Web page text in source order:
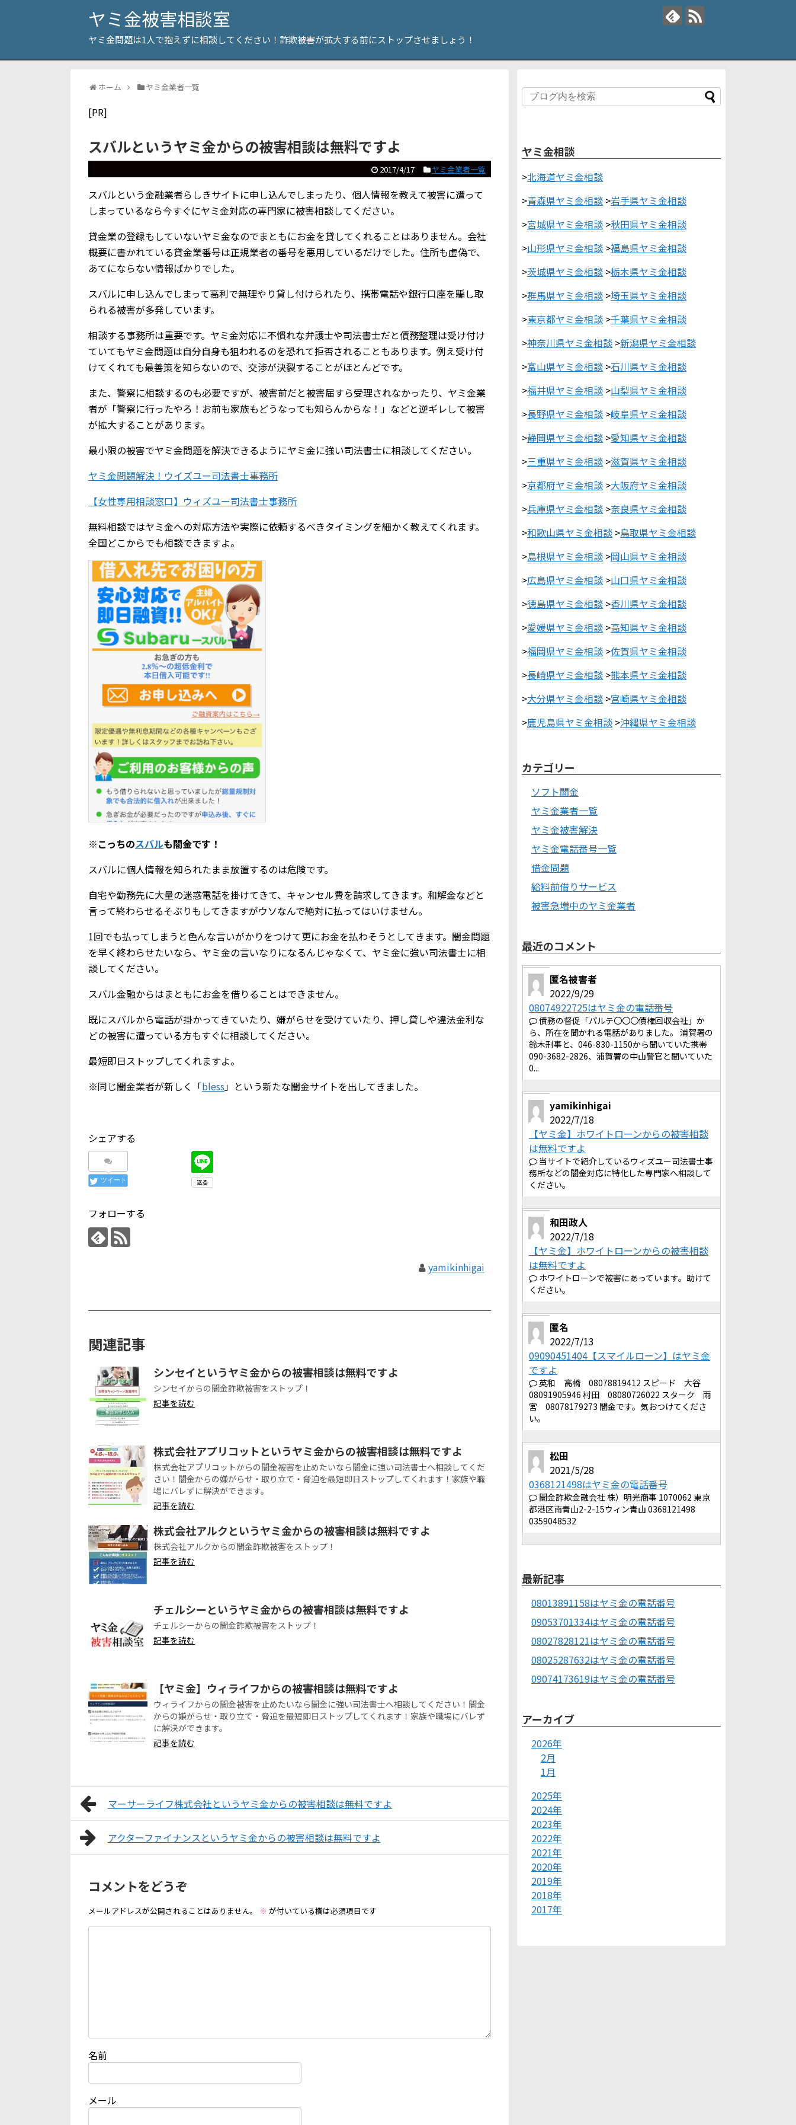
ヤミ金被害相談室
ヤミ金問題は1人で抱えずに相談してください！詐欺被害が拡大する前にストップさせましょう！
ホーム ヤミ金業者一覧
[PR]
スバルというヤミ金からの被害相談は無料ですよ
2017/4/17 ヤミ金業者一覧
スバルという金融業者らしきサイトに申し込んでしまったり、個人情報を教えて被害に遭って
しまっているなら今すぐにヤミ金対応の専門家に被害相談してください。
貸金業の登録もしていないヤミ金なのでまともにお金を貸してくれることはありません。会社
概要に書かれている貸金業番号は正規業者の番号を悪用しているだけでした。住所も虚偽で、
あてにならない情報ばかりでした。
スバルに申し込んでしまって高利で無理やり貸し付けられたり、携帯電話や銀行口座を騙し取
られる被害が多発しています。
相談する事務所は重要です。ヤミ金対応に不慣れな弁護士や司法書士だと債務整理は受け付け
ていてもヤミ金問題は自分自身も狙われるのを恐れて拒否されることもあります。例え受け付
けてくれても最善策を知らないので、交渉が決裂することがほとんどです。
また、警察に相談するのも必要ですが、被害前だと被害届すら受理されなかったり、ヤミ金業
者が「警察に行ったやろ！お前も家族もどうなっても知らんからな！」などと逆ギレして被害
が拡大することがあります。
最小限の被害でヤミ金問題を解決できるようにヤミ金に強い司法書士に相談してください。
ヤミ金問題解決！ウイズユー司法書士事務所
【女性専用相談窓口】ウィズユー司法書士事務所
無料相談ではヤミ金への対応方法や実際に依頼するべきタイミングを細かく教えてくれます。
全国どこからでも相談できますよ。
※こっちのスバルも闇金です！
スバルに個人情報を知られたまま放置するのは危険です。
自宅や勤務先に大量の迷惑電話を掛けてきて、キャンセル費を請求してきます。和解金などと
言って終わらせるそぶりもしてきますがウソなんで絶対に払ってはいけません。
1回でも払ってしまうと色んな言いがかりをつけて更にお金を払わそうとしてきます。闇金問題
を早く終わらせたいなら、ヤミ金の言いなりになるんじゃなくて、ヤミ金に強い司法書士に相
談してください。
スバル金融からはまともにお金を借りることはできません。
既にスバルから電話が掛かってきていたり、嫌がらせを受けていたり、押し貸しや違法金利な
どの被害に遭っている方もすぐに相談してください。
最短即日ストップしてくれますよ。
※同じ闇金業者が新しく「bless 」という新たな闇金サイトを出してきました。
シェアする
ツイート
フォローする
yamikinhigai
関連記事
シンセイというヤミ金からの被害相談は無料ですよ
シンセイからの闇金詐欺被害をストップ！
記事を読む
株式会社アプリコットというヤミ金からの被害相談は無料ですよ
株式会社アプリコットからの闇金被害を止めたいなら闇金に強い司法書士へ相談してくだ
さい！闇金からの嫌がらせ・取り立て・脅迫を最短即日ストップしてくれます！家族や職
場にバレずに解決ができます。
記事を読む
株式会社アルクというヤミ金からの被害相談は無料ですよ
株式会社アルクからの闇金詐欺被害をストップ！
記事を読む
チェルシーというヤミ金からの被害相談は無料ですよ
チェルシーからの闇金詐欺被害をストップ！
記事を読む
【ヤミ金】ウィライフからの被害相談は無料ですよ
ウィライフからの闇金被害を止めたいなら闇金に強い司法書士へ相談してください！闇金
からの嫌がらせ・取り立て・脅迫を最短即日ストップしてくれます！家族や職場にバレず
に解決ができます。
記事を読む
マーサーライフ株式会社というヤミ金からの被害相談は無料ですよ
アクターファイナンスというヤミ金からの被害相談は無料ですよ
コメントをどうぞ
メールアドレスが公開されることはありません。 ※ が付いている欄は必須項目です
名前
メール
ヤミ金相談
>北海道ヤミ金相談
>青森県ヤミ金相談 >岩手県ヤミ金相談
>宮城県ヤミ金相談 >秋田県ヤミ金相談
>山形県ヤミ金相談 >福島県ヤミ金相談
>茨城県ヤミ金相談 >栃木県ヤミ金相談
>群馬県ヤミ金相談 >埼玉県ヤミ金相談
>東京都ヤミ金相談 >千葉県ヤミ金相談
>神奈川県ヤミ金相談 >新潟県ヤミ金相談
>富山県ヤミ金相談 >石川県ヤミ金相談
>福井県ヤミ金相談 >山梨県ヤミ金相談
>長野県ヤミ金相談 >岐阜県ヤミ金相談
>静岡県ヤミ金相談 >愛知県ヤミ金相談
>三重県ヤミ金相談 >滋賀県ヤミ金相談
>京都府ヤミ金相談 >大阪府ヤミ金相談
>兵庫県ヤミ金相談 >奈良県ヤミ金相談
>和歌山県ヤミ金相談 >鳥取県ヤミ金相談
>島根県ヤミ金相談 >岡山県ヤミ金相談
>広島県ヤミ金相談 >山口県ヤミ金相談
>徳島県ヤミ金相談 >香川県ヤミ金相談
>愛媛県ヤミ金相談 >高知県ヤミ金相談
>福岡県ヤミ金相談 >佐賀県ヤミ金相談
>長崎県ヤミ金相談 >熊本県ヤミ金相談
>大分県ヤミ金相談 >宮崎県ヤミ金相談
>鹿児島県ヤミ金相談 >沖縄県ヤミ金相談
カテゴリー
ソフト闇金
ヤミ金業者一覧
ヤミ金被害解決
ヤミ金電話番号一覧
借金問題
給料前借りサービス
被害急増中のヤミ金業者
最近のコメント
匿名被害者
2022/9/29
08074922725はヤミ金の電話番号
債務の督促「パルテ〇〇〇債権回収会社」か
ら、所在を聞かれる電話がありました。 浦賀署の
鈴木刑事と、046-830-1150から聞いていた携帯
090-3682-2826、浦賀署の中山警官と聞いていた
0...
yamikinhigai
2022/7/18
【ヤミ金】ホワイトローンからの被害相談
は無料ですよ
当サイトで紹介しているウィズユー司法書士事
務所などの闇金対応に特化した専門家へ相談して
ください。
和田政人
2022/7/18
【ヤミ金】ホワイトローンからの被害相談
は無料ですよ
ホワイトローンで被害にあっています。助けて
ください。
匿名
2022/7/13
09090451404【スマイルローン】はヤミ金
ですよ
英和 高橋 08078819412 スピード 大谷
08091905946 村田 08080726022 スターク 雨
宮 08078179273 闇金です。気おつけてくださ
い。
松田
2021/5/28
0368121498はヤミ金の電話番号
闇金詐欺金融会社 株）明光商事 1070062 東京
都港区南青山2-2-15ウィン青山 0368121498
0359048532
最新記事
08013891158はヤミ金の電話番号
09053701334はヤミ金の電話番号
08027828121はヤミ金の電話番号
08025287632はヤミ金の電話番号
09074173619はヤミ金の電話番号
アーカイブ
2026年
2月
1月
2025年
2024年
2023年
2022年
2021年
2020年
2019年
2018年
2017年